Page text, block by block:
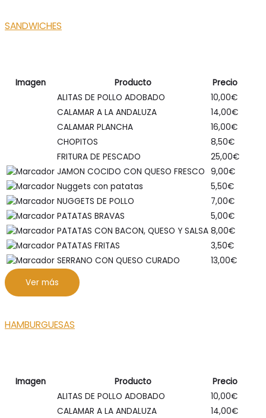
SANDWICHES
Imagen Producto
Precio
ALITAS DE POLLO ADOBADO
10,00€
CALAMAR A LA ANDALUZA
14,00€
CALAMAR PLANCHA
16,00€
CHOPITOS
8,50€
FRITURA DE PESCADO
25,00€
JAMON COCIDO CON QUESO FRESCO 9,00€
Nuggets con patatas
5,50€
NUGGETS DE POLLO
7,00€
PATATAS BRAVAS
5,00€
PATATAS CON BACON, QUESO Y SALSA 8,00€
PATATAS FRITAS
3,50€
SERRANO CON QUESO CURADO
13,00€
Ver más
HAMBURGUESAS
Imagen Producto
Precio
ALITAS DE POLLO ADOBADO
10,00€
CALAMAR A LA ANDALUZA
14,00€